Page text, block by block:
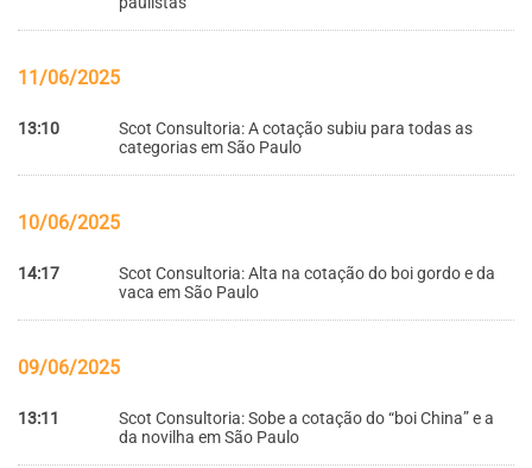
11/06/2025
13:10
Scot Consultoria: A cotação subiu para todas as
categorias em São Paulo
10/06/2025
14:17
Scot Consultoria: Alta na cotação do boi gordo e da
vaca em São Paulo
09/06/2025
13:11
Scot Consultoria: Sobe a cotação do “boi China” e a
da novilha em São Paulo